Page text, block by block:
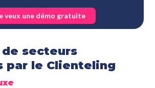
veux une démo gratuite
secteurs
par le Clienteling